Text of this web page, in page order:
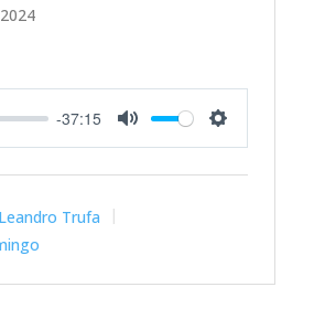
-37:15
Leandro Trufa